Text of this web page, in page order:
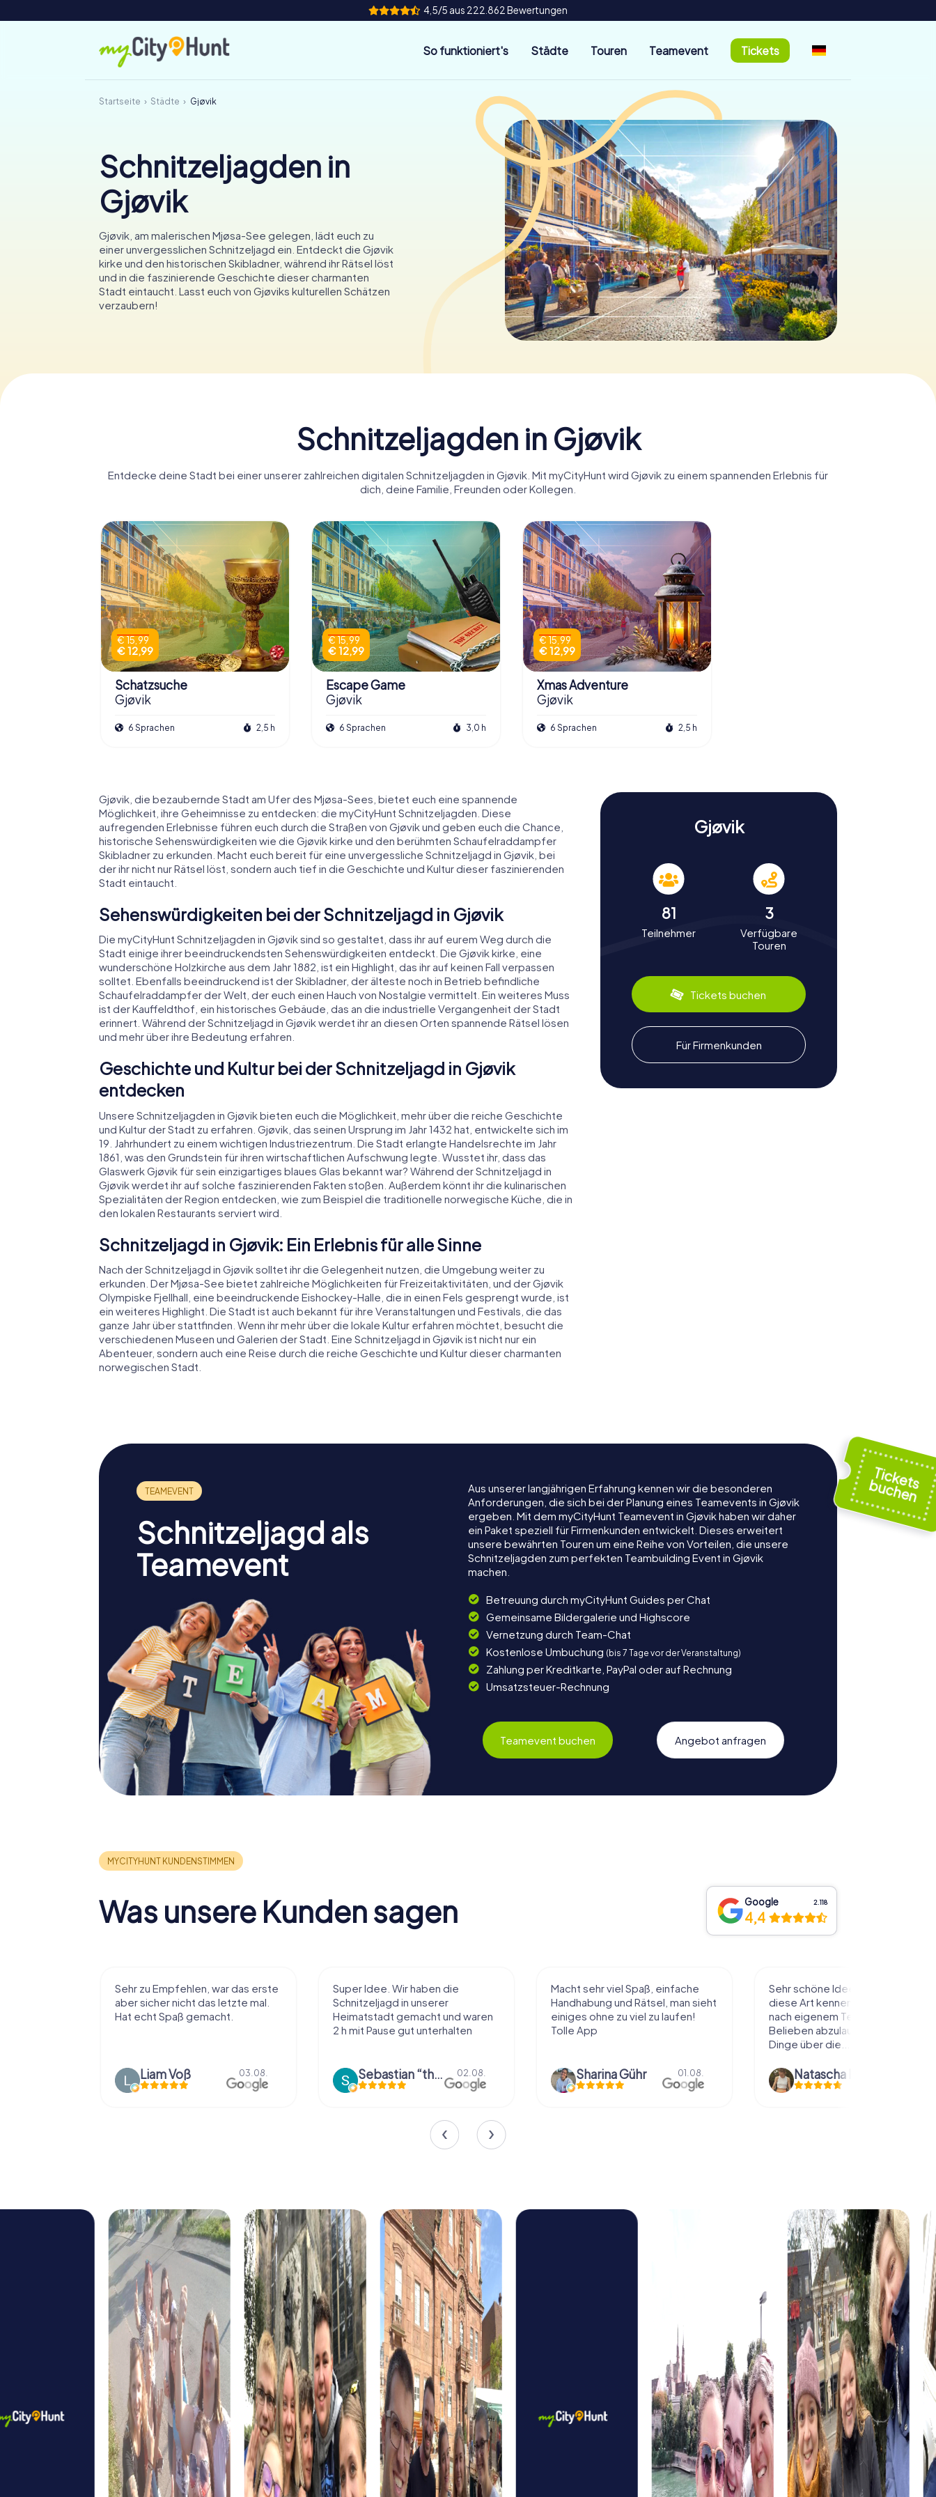
4,5/5 aus 222.862 Bewertungen
So funktioniert's Städte Touren Teamevent Tickets
Startseite Städte Gjøvik
Schnitzeljagden in
Gjøvik
Gjøvik, am malerischen Mjøsa-See gelegen, lädt euch zu
einer unvergesslichen Schnitzeljagd ein. Entdeckt die Gjøvik
kirke und den historischen Skibladner, während ihr Rätsel löst
und in die faszinierende Geschichte dieser charmanten
Stadt eintaucht. Lasst euch von Gjøviks kulturellen Schätzen
verzaubern!
Schnitzeljagden in Gjøvik
Entdecke deine Stadt bei einer unserer zahlreichen digitalen Schnitzeljagden in Gjøvik. Mit myCityHunt wird Gjøvik zu einem spannenden Erlebnis für
dich, deine Familie, Freunden oder Kollegen.
€ 15,99
€ 12,99
Schatzsuche
Gjøvik
6 Sprachen 2,5 h
€ 15,99
€ 12,99
Escape Game
Gjøvik
6 Sprachen 3,0 h
€ 15,99
€ 12,99
Xmas Adventure
Gjøvik
6 Sprachen 2,5 h
Gjøvik, die bezaubernde Stadt am Ufer des Mjøsa-Sees, bietet euch eine spannende
Möglichkeit, ihre Geheimnisse zu entdecken: die myCityHunt Schnitzeljagden. Diese
aufregenden Erlebnisse führen euch durch die Straßen von Gjøvik und geben euch die Chance,
historische Sehenswürdigkeiten wie die Gjøvik kirke und den berühmten Schaufelraddampfer
Skibladner zu erkunden. Macht euch bereit für eine unvergessliche Schnitzeljagd in Gjøvik, bei
der ihr nicht nur Rätsel löst, sondern auch tief in die Geschichte und Kultur dieser faszinierenden
Stadt eintaucht.
Sehenswürdigkeiten bei der Schnitzeljagd in Gjøvik
Die myCityHunt Schnitzeljagden in Gjøvik sind so gestaltet, dass ihr auf eurem Weg durch die
Stadt einige ihrer beeindruckendsten Sehenswürdigkeiten entdeckt. Die Gjøvik kirke, eine
wunderschöne Holzkirche aus dem Jahr 1882, ist ein Highlight, das ihr auf keinen Fall verpassen
solltet. Ebenfalls beeindruckend ist der Skibladner, der älteste noch in Betrieb befindliche
Schaufelraddampfer der Welt, der euch einen Hauch von Nostalgie vermittelt. Ein weiteres Muss
ist der Kauffeldthof, ein historisches Gebäude, das an die industrielle Vergangenheit der Stadt
erinnert. Während der Schnitzeljagd in Gjøvik werdet ihr an diesen Orten spannende Rätsel lösen
und mehr über ihre Bedeutung erfahren.
Geschichte und Kultur bei der Schnitzeljagd in Gjøvik
entdecken
Unsere Schnitzeljagden in Gjøvik bieten euch die Möglichkeit, mehr über die reiche Geschichte
und Kultur der Stadt zu erfahren. Gjøvik, das seinen Ursprung im Jahr 1432 hat, entwickelte sich im
19. Jahrhundert zu einem wichtigen Industriezentrum. Die Stadt erlangte Handelsrechte im Jahr
1861, was den Grundstein für ihren wirtschaftlichen Aufschwung legte. Wusstet ihr, dass das
Glaswerk Gjøvik für sein einzigartiges blaues Glas bekannt war? Während der Schnitzeljagd in
Gjøvik werdet ihr auf solche faszinierenden Fakten stoßen. Außerdem könnt ihr die kulinarischen
Spezialitäten der Region entdecken, wie zum Beispiel die traditionelle norwegische Küche, die in
den lokalen Restaurants serviert wird.
Schnitzeljagd in Gjøvik: Ein Erlebnis für alle Sinne
Nach der Schnitzeljagd in Gjøvik solltet ihr die Gelegenheit nutzen, die Umgebung weiter zu
erkunden. Der Mjøsa-See bietet zahlreiche Möglichkeiten für Freizeitaktivitäten, und der Gjøvik
Olympiske Fjellhall, eine beeindruckende Eishockey-Halle, die in einen Fels gesprengt wurde, ist
ein weiteres Highlight. Die Stadt ist auch bekannt für ihre Veranstaltungen und Festivals, die das
ganze Jahr über stattfinden. Wenn ihr mehr über die lokale Kultur erfahren möchtet, besucht die
verschiedenen Museen und Galerien der Stadt. Eine Schnitzeljagd in Gjøvik ist nicht nur ein
Abenteuer, sondern auch eine Reise durch die reiche Geschichte und Kultur dieser charmanten
norwegischen Stadt.
Gjøvik
81
Teilnehmer
3
Verfügbare
Touren
Tickets buchen
Für Firmenkunden
Schnitzeljagd als
Teamevent
Aus unserer langjährigen Erfahrung kennen wir die besonderen
Anforderungen, die sich bei der Planung eines Teamevents in Gjøvik
ergeben. Mit dem myCityHunt Teamevent in Gjøvik haben wir daher
ein Paket speziell für Firmenkunden entwickelt. Dieses erweitert
unsere bewährten Touren um eine Reihe von Vorteilen, die unsere
Schnitzeljagden zum perfekten Teambuilding Event in Gjøvik
machen.
Betreuung durch myCityHunt Guides per Chat
Gemeinsame Bildergalerie und Highscore
Vernetzung durch Team-Chat
Kostenlose Umbuchung (bis 7 Tage vor der Veranstaltung)
Zahlung per Kreditkarte, PayPal oder auf Rechnung
Umsatzsteuer-Rechnung
Teamevent buchen Angebot anfragen
Was unsere Kunden sagen Google 2.118
4,4
Sehr zu Empfehlen, war das erste
aber sicher nicht das letzte mal.
Hat echt Spaß gemacht.
Liam Voß 03.08.
Super Idee. Wir haben die
Schnitzeljagd in unserer
Heimatstadt gemacht und waren
2 h mit Pause gut unterhalten
Sebastian “the sleeping Boxer Dog” Röhner 02.08.
Macht sehr viel Spaß, einfache
Handhabung und Rätsel, man sieht
einiges ohne zu viel zu laufen!
Tolle App
Sharina Gühr 01.08.
Sehr schöne Idee die Stadt auf
diese Art kennenzulernen. Alles
nach eigenem Tempo und
Belieben abzulaufen und dabei
Dinge über die...